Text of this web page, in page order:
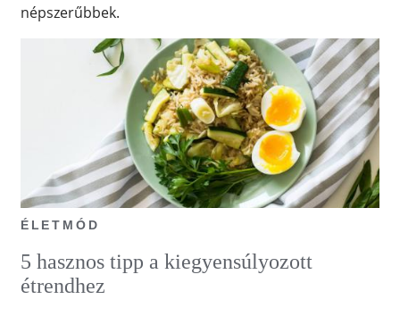
népszerűbbek.
ÉLETMÓD
5 hasznos tipp a kiegyensúlyozott
étrendhez